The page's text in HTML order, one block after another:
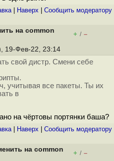
| Наверх Cообщить модератору
на common
+ / –
19-Фев-22, 23:14
свой дистр. Смени себе
учитывая все пакеты. Ты их
в
на чёртовы портянки баша?
| Наверх Cообщить модератору
на common
+ / –